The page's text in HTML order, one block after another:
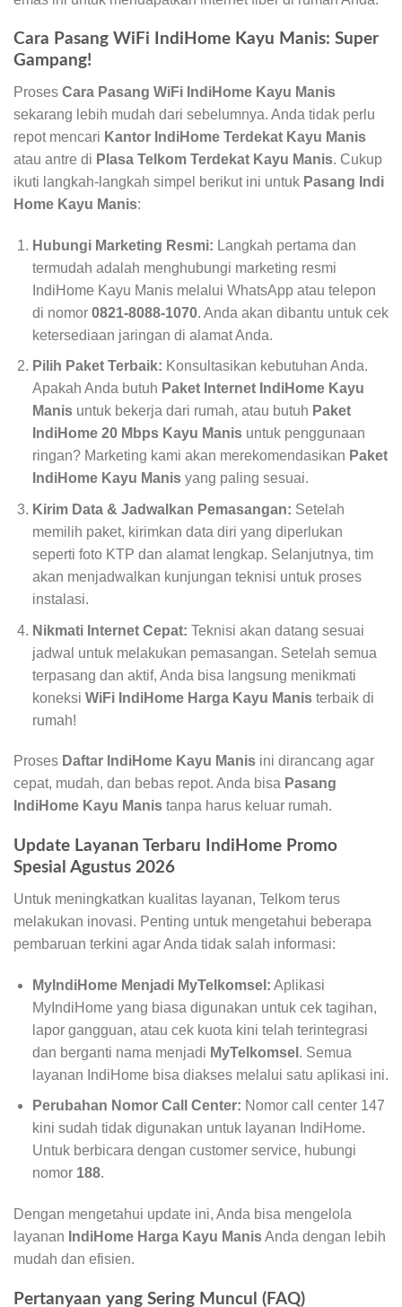
Cara Pasang WiFi IndiHome Kayu Manis: Super
Gampang!
Proses Cara Pasang WiFi IndiHome Kayu Manis
sekarang lebih mudah dari sebelumnya. Anda tidak perlu
repot mencari Kantor IndiHome Terdekat Kayu Manis
atau antre di Plasa Telkom Terdekat Kayu Manis. Cukup
ikuti langkah-langkah simpel berikut ini untuk Pasang Indi
Home Kayu Manis:
Hubungi Marketing Resmi: Langkah pertama dan
termudah adalah menghubungi marketing resmi
IndiHome Kayu Manis melalui WhatsApp atau telepon
di nomor 0821-8088-1070. Anda akan dibantu untuk cek
ketersediaan jaringan di alamat Anda.
Pilih Paket Terbaik: Konsultasikan kebutuhan Anda.
Apakah Anda butuh Paket Internet IndiHome Kayu
Manisuntuk bekerja dari rumah, atau butuh Paket
IndiHome 20 Mbps Kayu Manisuntuk penggunaan
ringan? Marketing kami akan merekomendasikan Paket
IndiHome Kayu Manisyang paling sesuai.
Kirim Data & Jadwalkan Pemasangan: Setelah
memilih paket, kirimkan data diri yang diperlukan
seperti foto KTP dan alamat lengkap. Selanjutnya, tim
akan menjadwalkan kunjungan teknisi untuk proses
instalasi.
Nikmati Internet Cepat: Teknisi akan datang sesuai
jadwal untuk melakukan pemasangan. Setelah semua
terpasang dan aktif, Anda bisa langsung menikmati
koneksi WiFi IndiHome Harga Kayu Manisterbaik di
rumah!
Proses Daftar IndiHome Kayu Manis ini dirancang agar
cepat, mudah, dan bebas repot. Anda bisa Pasang
IndiHome Kayu Manis tanpa harus keluar rumah.
Update Layanan Terbaru IndiHome Promo
Spesial Agustus 2026
Untuk meningkatkan kualitas layanan, Telkom terus
melakukan inovasi. Penting untuk mengetahui beberapa
pembaruan terkini agar Anda tidak salah informasi:
MyIndiHome Menjadi MyTelkomsel: Aplikasi
MyIndiHome yang biasa digunakan untuk cek tagihan,
lapor gangguan, atau cek kuota kini telah terintegrasi
dan berganti nama menjadi MyTelkomsel . Semua
layanan IndiHome bisa diakses melalui satu aplikasi ini.
Perubahan Nomor Call Center: Nomor call center 147
kini sudah tidak digunakan untuk layanan IndiHome.
Untuk berbicara dengan customer service, hubungi
nomor 188.
Dengan mengetahui update ini, Anda bisa mengelola
layanan IndiHome Harga Kayu ManisAnda dengan lebih
mudah dan efisien.
Pertanyaan yang Sering Muncul (FAQ)